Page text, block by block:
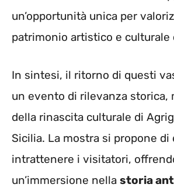
un’opportunità unica per
patrimonio artistico e culturale
In sintesi, il ritorno di questi
un evento di rilevanza storica,
della rinascita culturale di
Sicilia. La mostra si propone di
intrattenere i visitatori,
un’immersione nella storia